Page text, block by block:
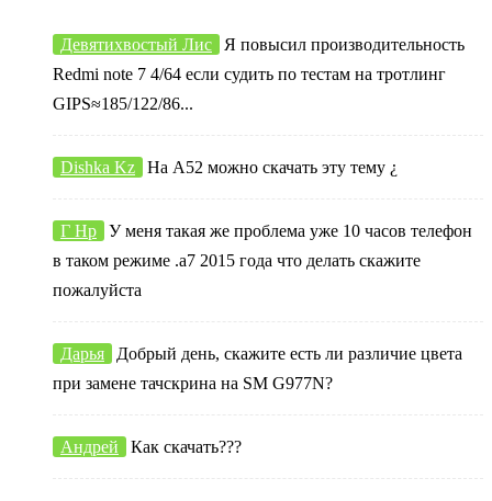
Девятихвостый Лис
Я повысил производительность
Redmi note 7 4/64 если судить по тестам на тротлинг
GIPS≈185/122/86...
Dishka Kz На А52 можно скачать эту тему ¿
Г Нр
У меня такая же проблема уже 10 часов телефон
в таком режиме .а7 2015 года что делать скажите
пожалуйста
Дарья
Добрый день, скажите есть ли различие цвета
при замене тачскрина на SM G977N?
Андрей Как скачать???